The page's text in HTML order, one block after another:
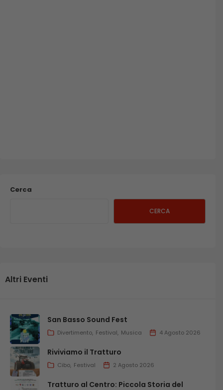
Cerca
CERCA
Altri Eventi
San Basso Sound Fest
Divertimento Festival Musica 4 Agosto 2026
Riviviamo il Tratturo
Cibo Festival 2 Agosto 2026
Tratturo al Centro: Piccola Storia del